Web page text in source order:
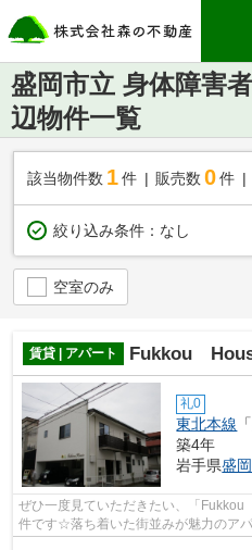
盛岡市立 身体障害
辺物件一覧
該当物件数 1件 販売数 0 件
絞り込み条件： なし
空室のみ
賃貸 | アパート Fukkou
礼0
東北本線 「
築4年
岩手県盛
ぜひ一度見ていただきたい、「
件です☆落ち着いた街並みが魅力のア